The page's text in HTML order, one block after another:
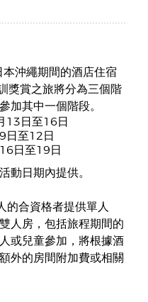
沖繩期間的酒店住宿
獎賞之旅將分為三個階
加其中一個階段。
13日至16日
日至12日
日至19日
動日期內提供。
的合資格者提供單人
人房，包括旅程期間的
或兒童參加，將根據酒
外的房間附加費或相關